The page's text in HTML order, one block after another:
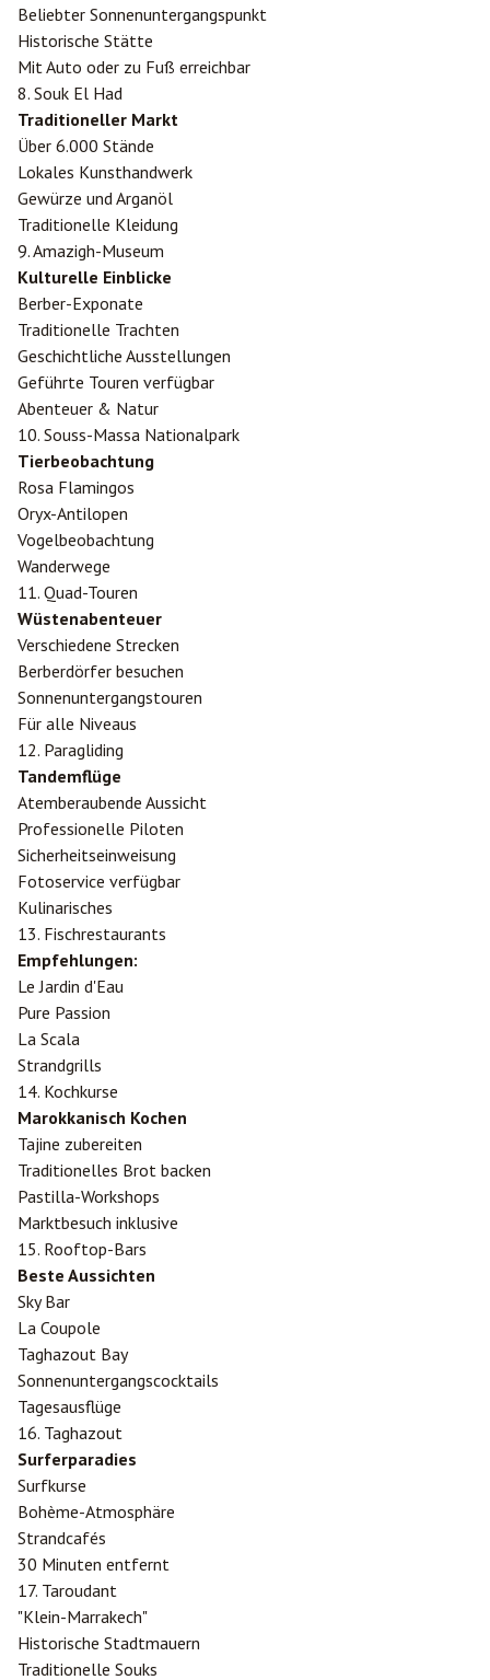
Beliebter Sonnenuntergangspunkt
Historische Stätte
Mit Auto oder zu Fuß erreichbar
8. Souk El Had
Traditioneller Markt
Über 6.000 Stände
Lokales Kunsthandwerk
Gewürze und Arganöl
Traditionelle Kleidung
9. Amazigh-Museum
Kulturelle Einblicke
Berber-Exponate
Traditionelle Trachten
Geschichtliche Ausstellungen
Geführte Touren verfügbar
Abenteuer & Natur
10. Souss-Massa Nationalpark
Tierbeobachtung
Rosa Flamingos
Oryx-Antilopen
Vogelbeobachtung
Wanderwege
11. Quad-Touren
Wüstenabenteuer
Verschiedene Strecken
Berberdörfer besuchen
Sonnenuntergangstouren
Für alle Niveaus
12. Paragliding
Tandemflüge
Atemberaubende Aussicht
Professionelle Piloten
Sicherheitseinweisung
Fotoservice verfügbar
Kulinarisches
13. Fischrestaurants
Empfehlungen:
Le Jardin d'Eau
Pure Passion
La Scala
Strandgrills
14. Kochkurse
Marokkanisch Kochen
Tajine zubereiten
Traditionelles Brot backen
Pastilla-Workshops
Marktbesuch inklusive
15. Rooftop-Bars
Beste Aussichten
Sky Bar
La Coupole
Taghazout Bay
Sonnenuntergangscocktails
Tagesausflüge
16. Taghazout
Surferparadies
Surfkurse
Bohème-Atmosphäre
Strandcafés
30 Minuten entfernt
17. Taroudant
"Klein-Marrakech"
Historische Stadtmauern
Traditionelle Souks